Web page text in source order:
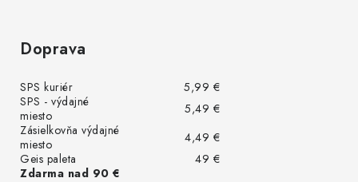
Doprava
SPS kuriér
5,99 €
SPS - výdajné
miesto
5,49 €
Zásielkovňa výdajné
miesto
4,49 €
Geis paleta
49 €
Zdarma nad 90 €